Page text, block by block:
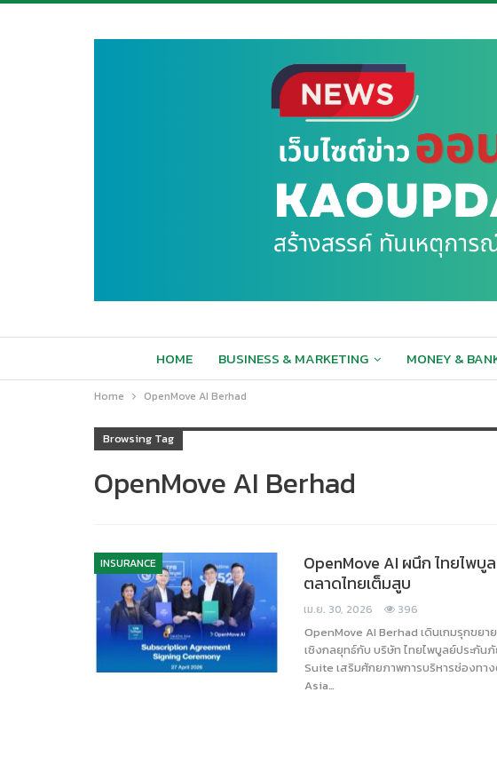
HOME BUSINESS & MARKETING MONEY &
Home OpenMove AI Berhad
Browsing Tag
OpenMove AI Berhad
INSURANCE
OpenMove AI ผนึก ไทยไพ
ตลาดไทยเต็มสูบ
เม.ย. 30, 2026 396
OpenMove AI Berhad เดินเกมรุกขย
เชิงกลยุทธ์กับ บริษัท ไทยไพบูลย์ประกัน
Suite เสริมศักยภาพการบริหารช่องท
Asia…